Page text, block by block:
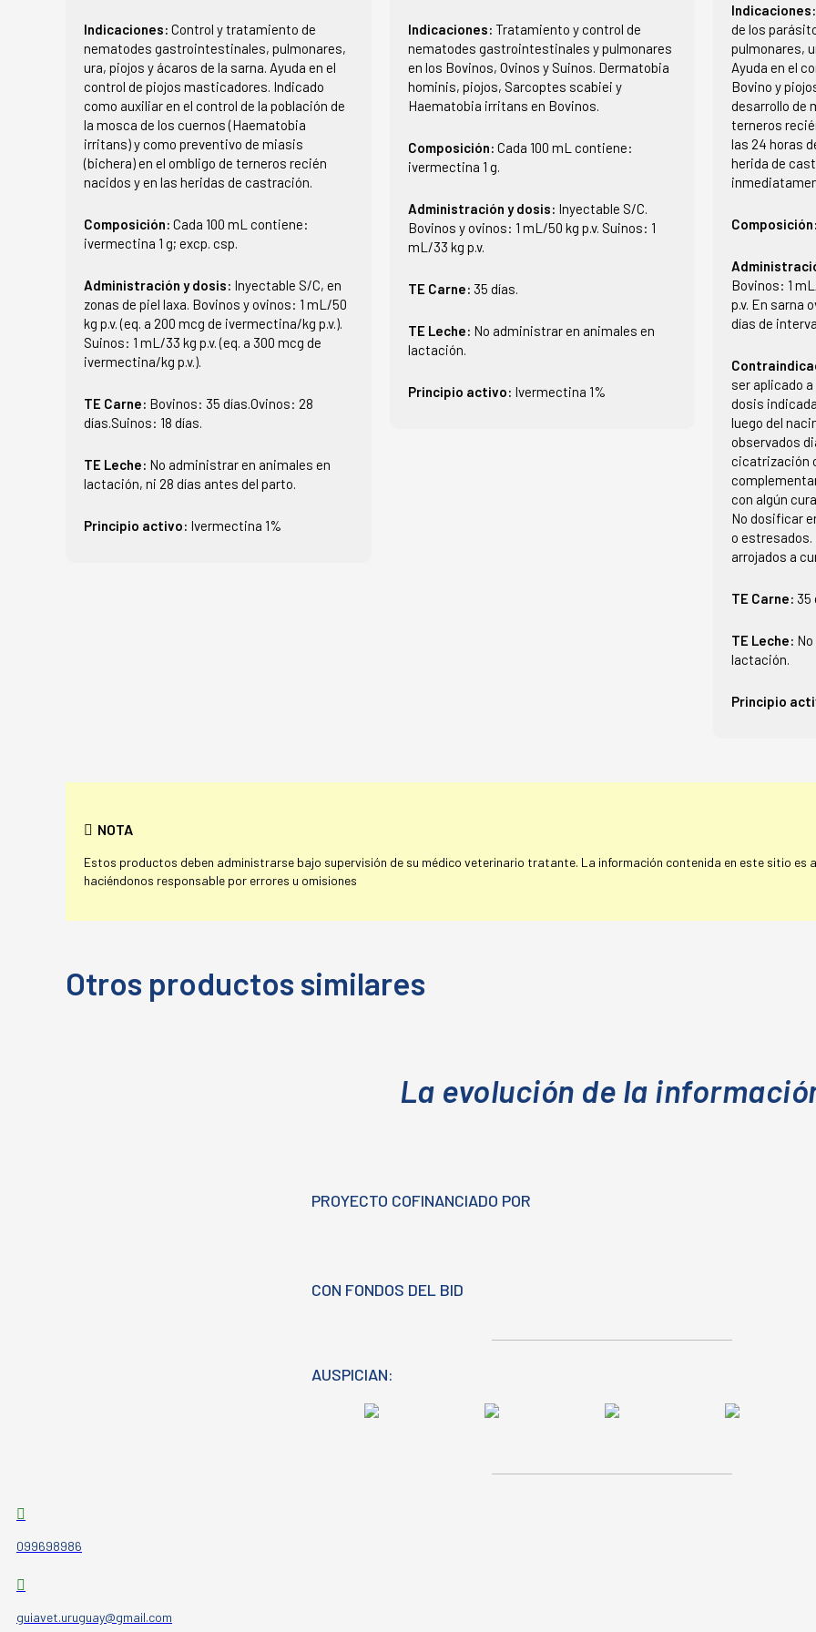
Indicaciones: Control y tratamiento de
nematodes gastrointestinales, pulmonares,
ura, piojos y ácaros de la sarna. Ayuda en el
control de piojos masticadores. Indicado
como auxiliar en el control de la población de
la mosca de los cuernos (Haematobia
irritans) y como preventivo de miasis
(bichera) en el ombligo de terneros recién
nacidos y en las heridas de castración.
Composición: Cada 100 mL contiene:
ivermectina 1 g; excp. csp.
Administración y dosis: Inyectable S/C, en
zonas de piel laxa. Bovinos y ovinos: 1 mL/50
kg p.v. (eq. a 200 mcg de ivermectina/kg p.v.).
Suinos: 1 mL/33 kg p.v. (eq. a 300 mcg de
ivermectina/kg p.v.).
TE Carne: Bovinos: 35 días.Ovinos: 28
días.Suinos: 18 días.
TE Leche: No administrar en animales en
lactación, ni 28 días antes del parto.
Principio activo: Ivermectina 1%
Indicaciones: Tratamiento y control de
nematodes gastrointestinales y pulmonares
en los Bovinos, Ovinos y Suinos. Dermatobia
hominis, piojos, Sarcoptes scabiei y
Haematobia irritans en Bovinos.
Composición: Cada 100 mL contiene:
ivermectina 1 g.
Administración y dosis: Inyectable S/C.
Bovinos y ovinos: 1 mL/50 kg p.v. Suinos: 1
mL/33 kg p.v.
TE Carne: 35 días.
TE Leche: No administrar en animales en
lactación.
Principio activo: Ivermectina 1%
de los
pulmonares,
Ayuda en el
Bovino y
desarrollo de
terneros
las 24 horas
herida de
Composición:
Bovinos: 1
p.v. En sarna
días de
ser aplicado
dosis
luego del
observados
cicatrización
con algún
No dosificar
o estresados.
arrojados a
TE Carne: 35
TE Leche:
lactación.
Principio
NOTA
Estos productos deben administrarse bajo supervisión de su médico veterinario tratante. La información contenida en este sitio es
haciéndonos responsable por errores u omisiones
Otros productos similares
La evolución de la
PROYECTO COFINANCIADO POR
CON FONDOS DEL BID
AUSPICIAN:
099698986
guiavet.uruguay@gmail.com